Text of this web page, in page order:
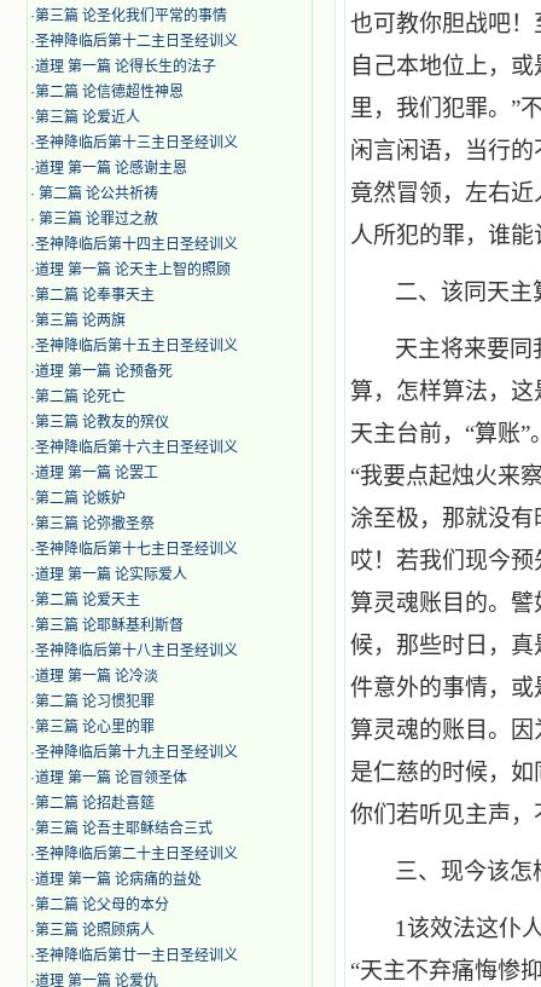
·第三篇 论圣化我们平常的事情
·圣神降临后第十二主日圣经训义
·道理 第一篇 论得长生的法子
·第二篇 论信德超性神恩
·第三篇 论爱近人
·圣神降临后第十三主日圣经训义
·道理 第一篇 论感谢主恩
· 第二篇 论公共祈祷
· 第三篇 论罪过之赦
·圣神降临后第十四主日圣经训义
·道理 第一篇 论天主上智的照顾
·第二篇 论奉事天主
·第三篇 论两旗
·圣神降临后第十五主日圣经训义
·道理 第一篇 论预备死
·第二篇 论死亡
·第三篇 论教友的殡仪
·圣神降临后第十六主日圣经训义
·道理 第一篇 论罢工
·第二篇 论嫉妒
·第三篇 论弥撒圣祭
·圣神降临后第十七主日圣经训义
·道理 第一篇 论实际爱人
·第二篇 论爱天主
·第三篇 论耶稣基利斯督
·圣神降临后第十八主日圣经训义
·道理 第一篇 论冷淡
·第二篇 论习惯犯罪
·第三篇 论心里的罪
·圣神降临后第十九主日圣经训义
·道理 第一篇 论冒领圣体
·第二篇 论招赴喜筵
·第三篇 论吾主耶稣结合三式
·圣神降临后第二十主日圣经训义
·道理 第一篇 论病痛的益处
·第二篇 论父母的本分
·第三篇 论照顾病人
·圣神降临后第廿一主日圣经训义
·道理 第一篇 论爱仇
也可教你胆战吧
自己本地位上，
里，我们犯罪。”
闲言闲语，当行
竟然冒领，左右
人所犯的罪，谁
二、该同天主
天主将来要同
算，怎样算法，
天主台前，“算账
“我要点起烛火来
涂至极，那就没
哎！若我们现今预
算灵魂账目的。
候，那些时日，真
件意外的事情，
算灵魂的账目。
是仁慈的时候，如
你们若听见主声，
三、现今该怎
1该效法这仆
“天主不弃痛悔惨